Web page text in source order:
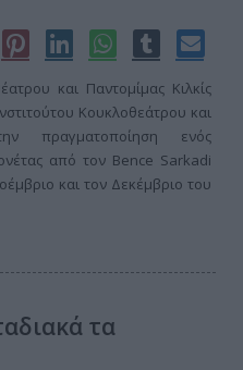
και Παντομίμας Κιλκίς
Κουκλοθεάτρου και
πραγματοποίηση ενός
από τον Bence Sarkadi
και τον Δεκέμβριο του
τα